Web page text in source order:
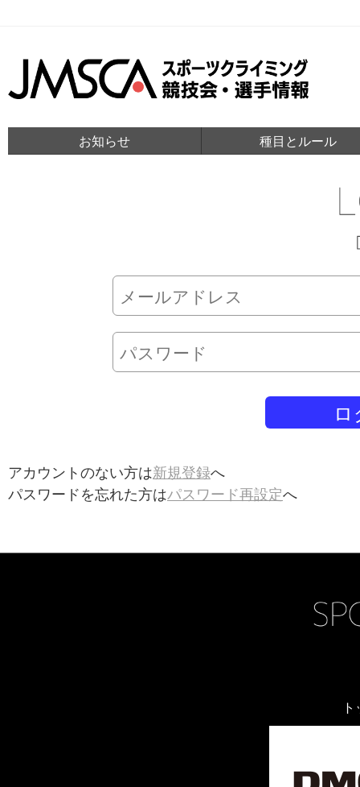
お知らせ 種目とルール
アカウントのない方は新規登録へ
パスワードを忘れた方はパスワード再設定へ